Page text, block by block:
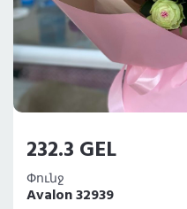
232.3 GEL
Փունջ
Avalon 32939